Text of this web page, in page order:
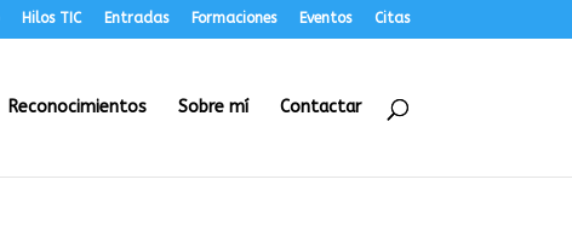
Hilos TIC Entradas Formaciones Eventos Citas
Reconocimientos Sobre mí Contactar